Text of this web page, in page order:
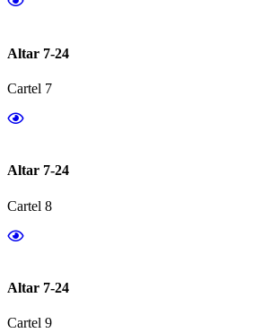
Altar 7-24
Cartel 7
Altar 7-24
Cartel 8
Altar 7-24
Cartel 9